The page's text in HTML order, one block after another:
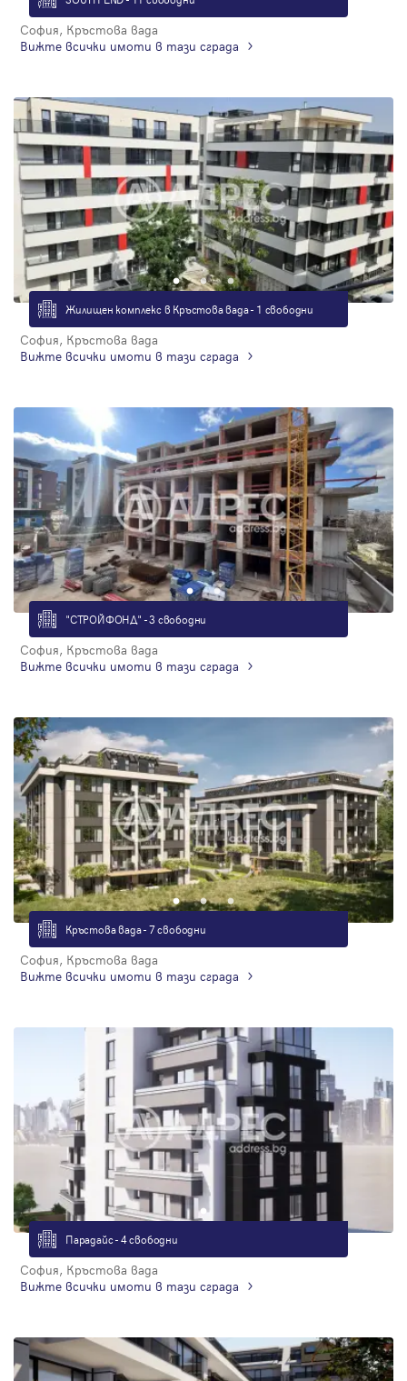
София, Кръстова вада
Вижте всички имоти в тази сграда
Жилищен комплекс в Кръстова вада - 1 свободни
София, Кръстова вада
Вижте всички имоти в тази сграда
"СТРОЙФОНД" - 3 свободни
София, Кръстова вада
Вижте всички имоти в тази сграда
Кръстова вада - 7 свободни
София, Кръстова вада
Вижте всички имоти в тази сграда
Парадайс - 4 свободни
София, Кръстова вада
Вижте всички имоти в тази сграда